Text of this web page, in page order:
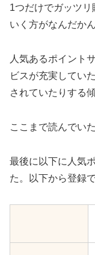
1つだけでガッツ
いく方がなんだか
人気あるポイント
ビスが充実してい
されていたりする
ここまで読んでい
最後に以下に人気
た。以下から登録